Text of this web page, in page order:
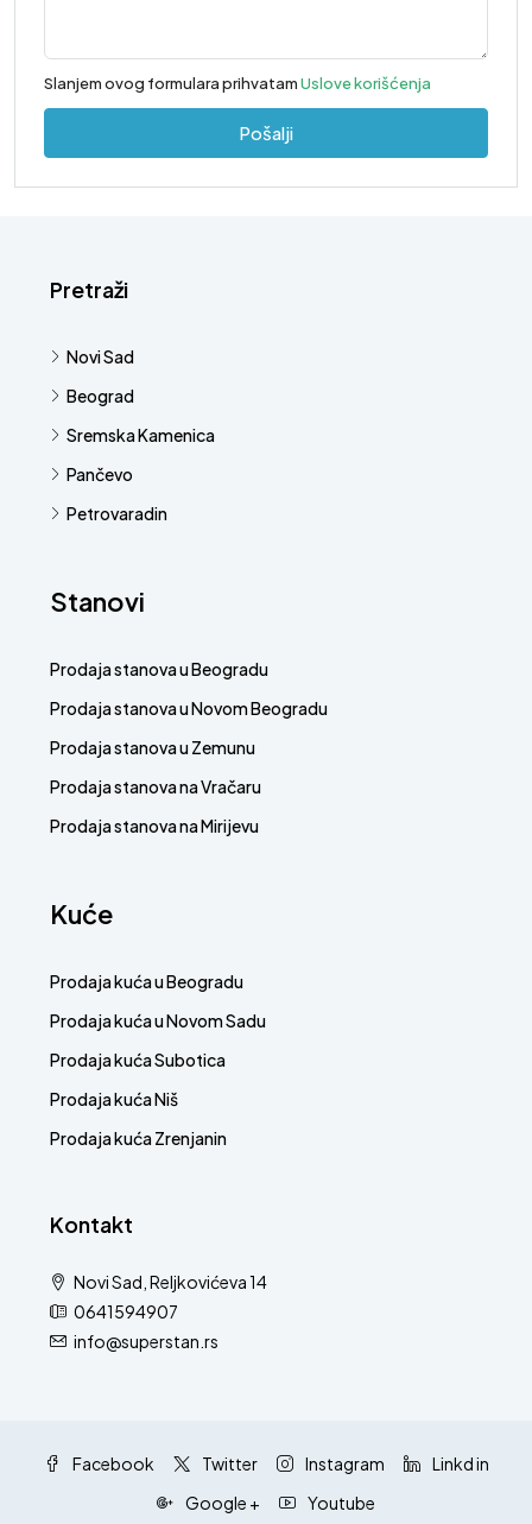
Slanjem ovog formulara prihvatamUslove korišćenja
Pošalji
Pretraži
Novi Sad
Beograd
Sremska Kamenica
Pančevo
Petrovaradin
Stanovi
Prodaja stanova u Beogradu
Prodaja stanova u Novom Beogradu
Prodaja stanova u Zemunu
Prodaja stanova na Vračaru
Prodaja stanova na Mirijevu
Kuće
Prodaja kuća u Beogradu
Prodaja kuća u Novom Sadu
Prodaja kuća Subotica
Prodaja kuća Niš
Prodaja kuća Zrenjanin
Kontakt
Novi Sad, Reljkovićeva 14
0641594907
info@superstan.rs
Facebook Twitter Instagram
Linkd in
Google +
Youtube